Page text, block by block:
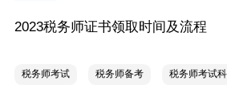
2023税务师证书领取时间及流程
税务师考试 税务师备考 税务师考试科